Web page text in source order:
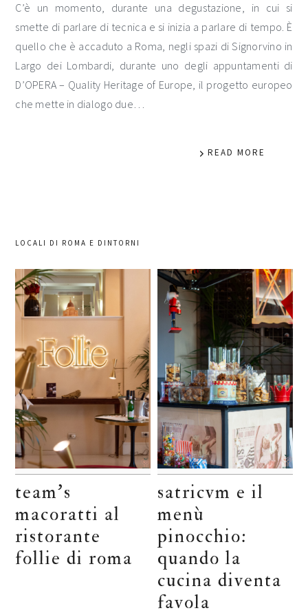
C’è un momento, durante una degustazione, in cui si
smette di parlare di tecnica e si inizia a parlare di tempo. È
quello che è accaduto a Roma, negli spazi di Signorvino in
Largo dei Lombardi, durante uno degli appuntamenti di
D’OPERA – Quality Heritage of Europe, il progetto europeo
che mette in dialogo due…
READ MORE
LOCALI DI ROMA E DINTORNI
team’s
macoratti al
ristorante
follie di roma
satricvm e il
menù
pinocchio:
quando la
cucina diventa
favola